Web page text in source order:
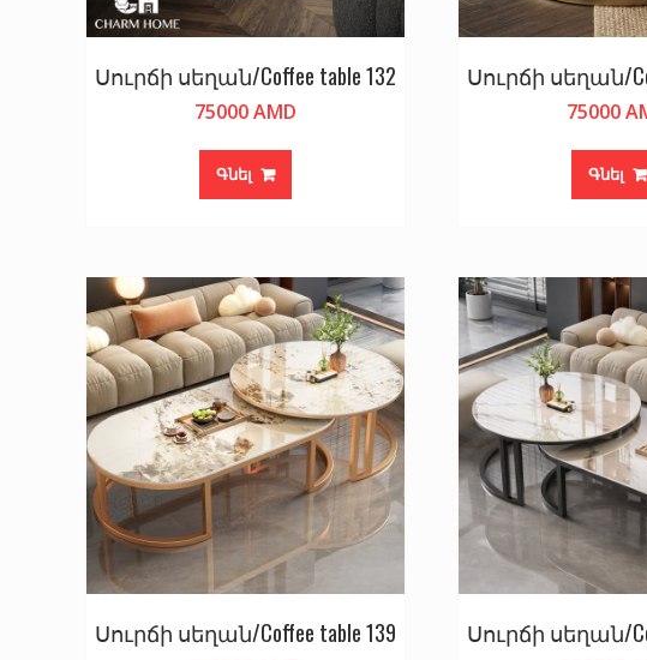
Սուրճի սեղան/Coffee table 132
75000AMD
Գնել
Սուրճի սեղան/
75000
Գնել
Սուրճի սեղան/Coffee table 139 Սուրճի սեղան/